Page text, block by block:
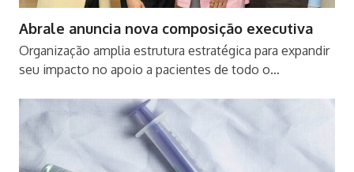
Abrale anuncia nova composição executiva
Organização amplia estrutura estratégica para expandir
seu impacto no apoio a pacientes de todo o…